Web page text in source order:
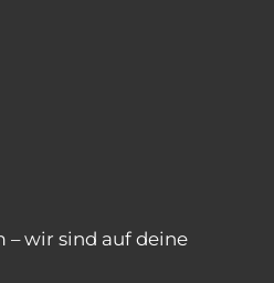
– wir sind auf deine